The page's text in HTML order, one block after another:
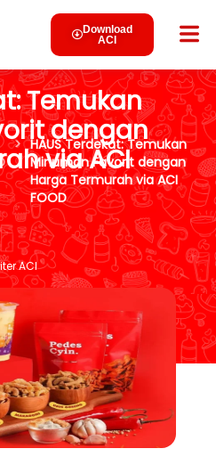
Download
ACI
> HAUS Terdekat: Temukan
Minuman Favorit dengan
Harga Termurah via ACI
FOOD
Temukan
dengan
via ACI
ACI